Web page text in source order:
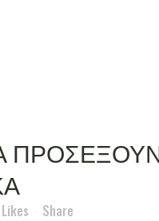
Likes Share